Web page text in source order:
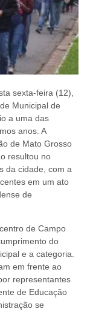
sexta-feira (12),
Municipal de
a uma das
anos. A
de Mato Grosso
resultou no
da cidade, com a
em um ato
de
de Campo
do
e a categoria.
em frente ao
representantes
de Educação
se